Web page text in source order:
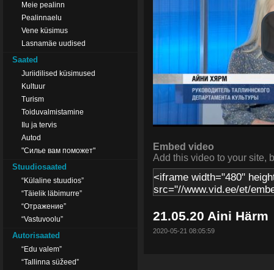
Meie pealinn
Pealinnaelu
Vene küsimus
Lasnamäe uudised
Saated
Juriidilised küsimused
Kultuur
Turism
Toiduvalmistamine
Ilu ja tervis
Autod
"Силье вам поможет"
Stuudiosaated
“Külaline stuudios”
“Täielik läbimurre”
“Отражение”
“Vastuvoolu”
Autorisaated
“Edu valem”
“Tallinna süžeed”
Embed video
Add this video to your site,
21.05.20 Aini Härm
2020-05-21 08:05:59